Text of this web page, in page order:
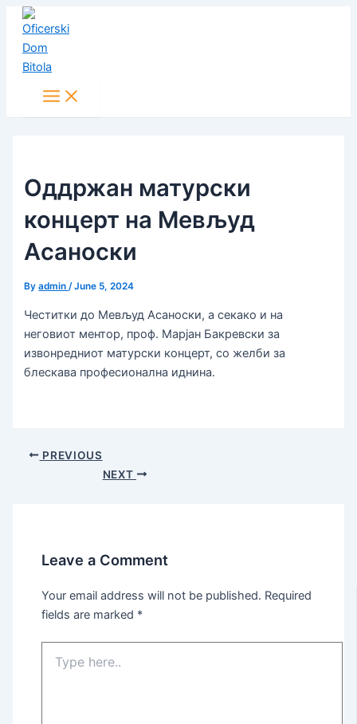
Skip
content
Оддржан матурски
концерт на Мевљуд
Асаноски
Byadmin/June 5, 2024
Честитки до Мевљуд Асаноски, а секако и на
неговиот ментор, проф. Марјан Бакревски за
извонредниот матурски концерт, со желби за
блескава професионална иднина.
Post
navigation
PREVIOUS
NEXT
Leave a Comment
Your email address will not be published. Required
fields are marked *
here..